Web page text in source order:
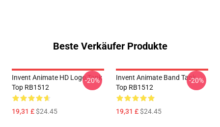
Beste Verkäufer Produkte
Invent Animate HD Logo Tank
Top RB1512
19,31 £$24.45
-20%
Invent Animate Band Tank
Top RB1512
19,31 £$24.45
-20%